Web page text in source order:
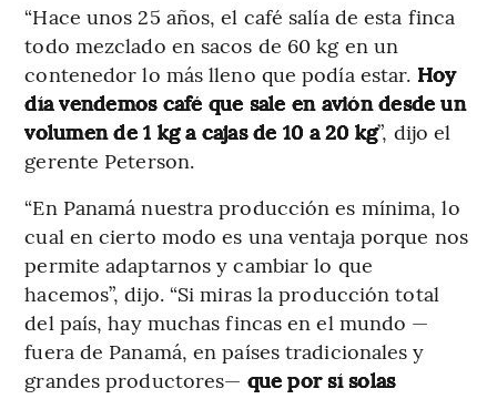
“Hace unos 25 años, el café salía de esta finca
todo mezclado en sacos de 60 kg en un
contenedor lo más lleno que podía estar. Hoy
día vendemos café que sale en avión desde un
volumen de 1 kg a cajas de 10 a 20 kg”, dijo el
gerente Peterson.
“En Panamá nuestra producción es mínima, lo
cual en cierto modo es una ventaja porque nos
permite adaptarnos y cambiar lo que
hacemos”, dijo. “Si miras la producción total
del país, hay muchas fincas en el mundo —
fuera de Panamá, en países tradicionales y
grandes productores— que por sí solas